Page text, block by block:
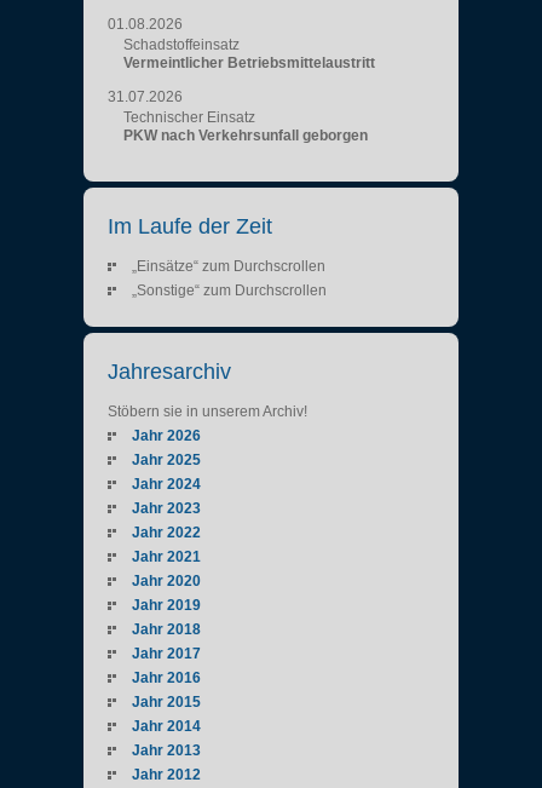
01.08.2026
Schadstoffeinsatz
Vermeintlicher Betriebsmittelaustritt
31.07.2026
Technischer Einsatz
PKW nach Verkehrsunfall geborgen
Im Laufe der Zeit
„Einsätze“ zum Durchscrollen
„Sonstige“ zum Durchscrollen
Jahresarchiv
Stöbern sie in unserem Archiv!
Jahr 2026
Jahr 2025
Jahr 2024
Jahr 2023
Jahr 2022
Jahr 2021
Jahr 2020
Jahr 2019
Jahr 2018
Jahr 2017
Jahr 2016
Jahr 2015
Jahr 2014
Jahr 2013
Jahr 2012